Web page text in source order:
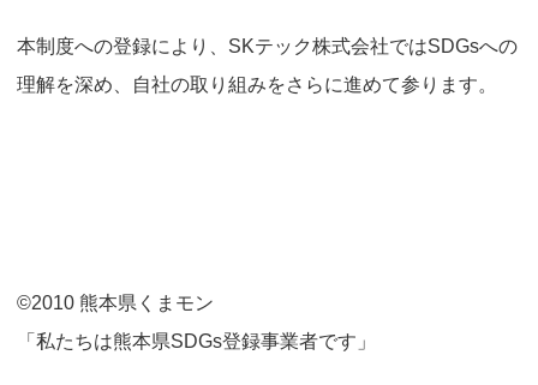
本制度への登録により、SKテック株式会社ではSDGsへの
理解を深め、自社の取り組みをさらに進めて参ります。
©2010 熊本県くまモン
「私たちは熊本県SDGs登録事業者です」